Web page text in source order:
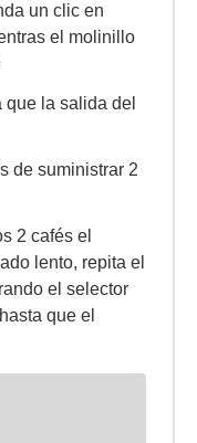
un clic en
el molinillo
la salida del
de suministrar 2
2 cafés el
lento, repita el
el selector
que el